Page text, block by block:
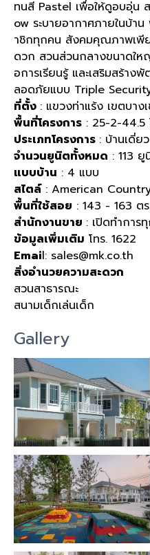
ทนสี Pastel เพื่อให้ดูอบอุ่น
ow ระบายอากาศภายในบ้า
าชิกทุกคน สังคมคุณภาพเพี
ดวก สวนส่วนกลางขนาดให
อการเรียนรู้ และเสริมสร้าง
ลอดภัยแบบ Triple
ที่ตั้ง : แขวงท่าแร้ง เขตบาง
พื้นที่โครงการ : 25-2-44.5
ประเภทโครงการ : บ้านเดี่ย
จำนวนยูนิตทั้งหมด : 113 ยู
แบบบ้าน : 4 แบบ
สไตล์: American
พื้นที่ใช้สอย : 143 - 163 ต
สำนักงานขาย : เปิดทำการ
ข้อมูลเพิ่มเติม โทร. 1622
Email: sales@mk.co.th
สิ่งอำนวยความสะดวก
สวนสาธารณะ
สนามเด็กเล่นเด็ก
Gallery